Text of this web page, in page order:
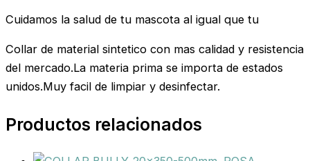
Cuidamos la salud de tu mascota al igual que tu
Collar de material sintetico con mas calidad y resistencia
del mercado.La materia prima se importa de estados
unidos.Muy facil de limpiar y desinfectar.
Productos relacionados